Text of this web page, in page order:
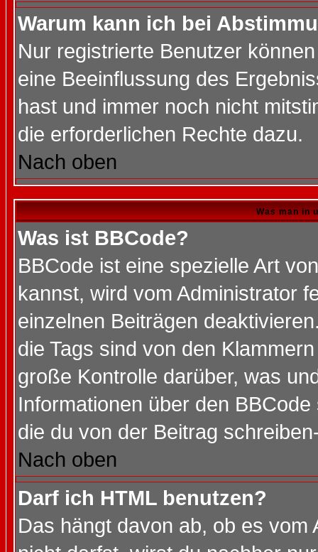
Warum kann ich bei
Nur registrierte Benutzer
eine Beeinflussung des
hast und immer noch nicht
die erforderlichen Rechte dazu.
Nach oben
Was man in
Was ist BBCode?
BBCode ist eine spezielle Art
kannst, wird vom Administrator
einzelnen Beiträgen
die Tags sind von den
große Kontrolle darüber, was
Informationen über den
die du von der Beitrag
Nach oben
Darf ich HTML benutzen?
Das hängt davon ab, ob es